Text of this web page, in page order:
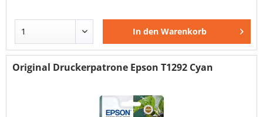
In den Warenkorb
Original Druckerpatrone Epson T1292 Cyan